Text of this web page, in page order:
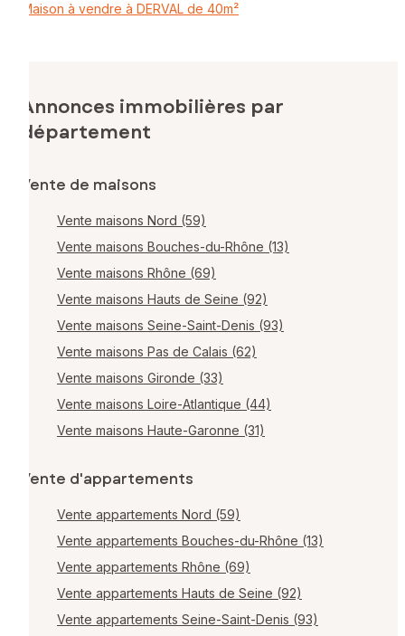
Maison à vendre à DERVAL de 40m²
Annonces immobilières par
département
Vente de maisons
Vente maisons Nord (59)
Vente maisons Bouches-du-Rhône (13)
Vente maisons Rhône (69)
Vente maisons Hauts de Seine (92)
Vente maisons Seine-Saint-Denis (93)
Vente maisons Pas de Calais (62)
Vente maisons Gironde (33)
Vente maisons Loire-Atlantique (44)
Vente maisons Haute-Garonne (31)
Vente d'appartements
Vente appartements Nord (59)
Vente appartements Bouches-du-Rhône (13)
Vente appartements Rhône (69)
Vente appartements Hauts de Seine (92)
Vente appartements Seine-Saint-Denis (93)